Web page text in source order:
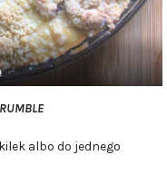
albo do jednego